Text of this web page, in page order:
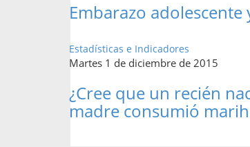
Embarazo
Estadísticas e Indicadores
Martes 1 de diciembre de 2015
¿Cree que un recién
madre consumió